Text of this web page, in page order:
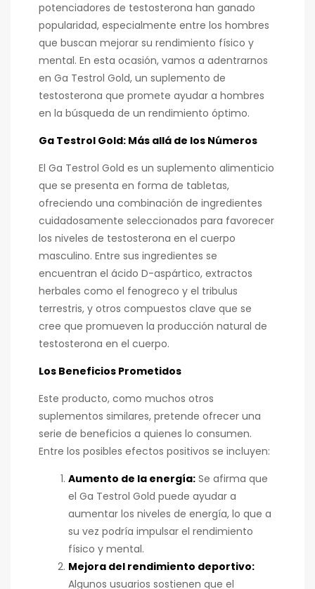
potenciadores de testosterona han ganado
popularidad, especialmente entre los hombres
que buscan mejorar su rendimiento físico y
mental. En esta ocasión, vamos a adentrarnos
en Ga Testrol Gold, un suplemento de
testosterona que promete ayudar a hombres
en la búsqueda de un rendimiento óptimo.
Ga Testrol Gold: Más allá de los Números
El Ga Testrol Gold es un suplemento alimenticio
que se presenta en forma de tabletas,
ofreciendo una combinación de ingredientes
cuidadosamente seleccionados para favorecer
los niveles de testosterona en el cuerpo
masculino. Entre sus ingredientes se
encuentran el ácido D-aspártico, extractos
herbales como el fenogreco y el tribulus
terrestris, y otros compuestos clave que se
cree que promueven la producción natural de
testosterona en el cuerpo.
Los Beneficios Prometidos
Este producto, como muchos otros
suplementos similares, pretende ofrecer una
serie de beneficios a quienes lo consumen.
Entre los posibles efectos positivos se incluyen:
Aumento de la energía: Se afirma que
el Ga Testrol Gold puede ayudar a
aumentar los niveles de energía, lo que a
su vez podría impulsar el rendimiento
físico y mental.
Mejora del rendimiento deportivo:
Algunos usuarios sostienen que el